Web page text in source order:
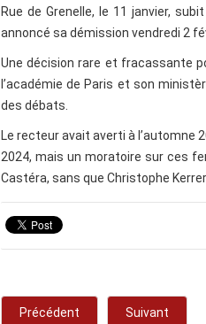
Rue de Grenelle, le 11 janvier,
annoncé sa démission vendredi 2
Une décision rare et fracassante
l’académie de Paris et son
des débats.
Le recteur avait averti à l’automne
2024, mais un moratoire sur ces
Castéra, sans que Christophe
Précédent Suivant